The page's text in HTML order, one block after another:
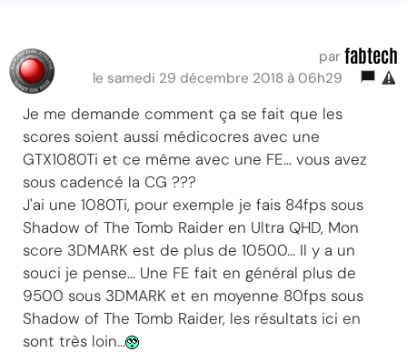
par fabtech
le samedi 29 décembre 2018 à 06h29
Je me demande comment ça se fait que les
scores soient aussi médicocres avec une
GTX1080Ti et ce même avec une FE... vous avez
sous cadencé la CG ???
J'ai une 1080Ti, pour exemple je fais 84fps sous
Shadow of The Tomb Raider en Ultra QHD, Mon
score 3DMARK est de plus de 10500... Il y a un
souci je pense... Une FE fait en général plus de
9500 sous 3DMARK et en moyenne 80fps sous
Shadow of The Tomb Raider, les résultats ici en
sont très loin...